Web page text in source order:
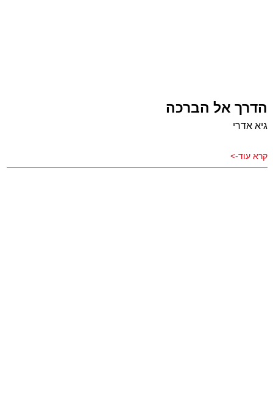
הדרך אל הברכה
גיא אדרי
קרא עוד->